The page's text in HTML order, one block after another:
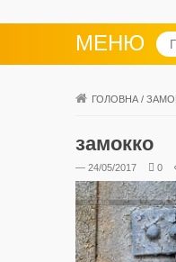
МЕНЮ
ГОЛОВНА /
замокко
— 24/05/2017 0